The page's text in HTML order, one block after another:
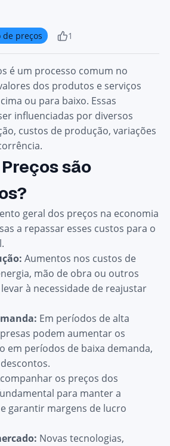
preços 1
é um processo comum no
dos produtos e serviços
ou para baixo. Essas
influenciadas por diversos
custos de produção, variações
são
geral dos preços na economia
a repassar esses custos para o
Aumentos nos custos de
mão de obra ou outros
à necessidade de reajustar
Em períodos de alta
podem aumentar os
em períodos de baixa demanda,
os preços dos
para manter a
garantir margens de lucro
Novas tecnologias,